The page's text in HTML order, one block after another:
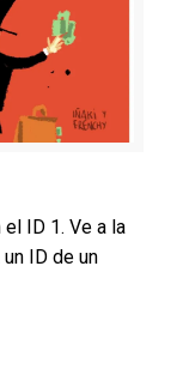
ID 1. Ve a la
ID de un